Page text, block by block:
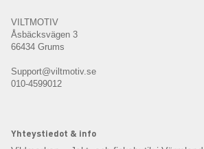
VILTMOTIV
Åsbäcksvägen 3
66434 Grums
Support@viltmotiv.se
010-4599012
Yhteystiedot & info